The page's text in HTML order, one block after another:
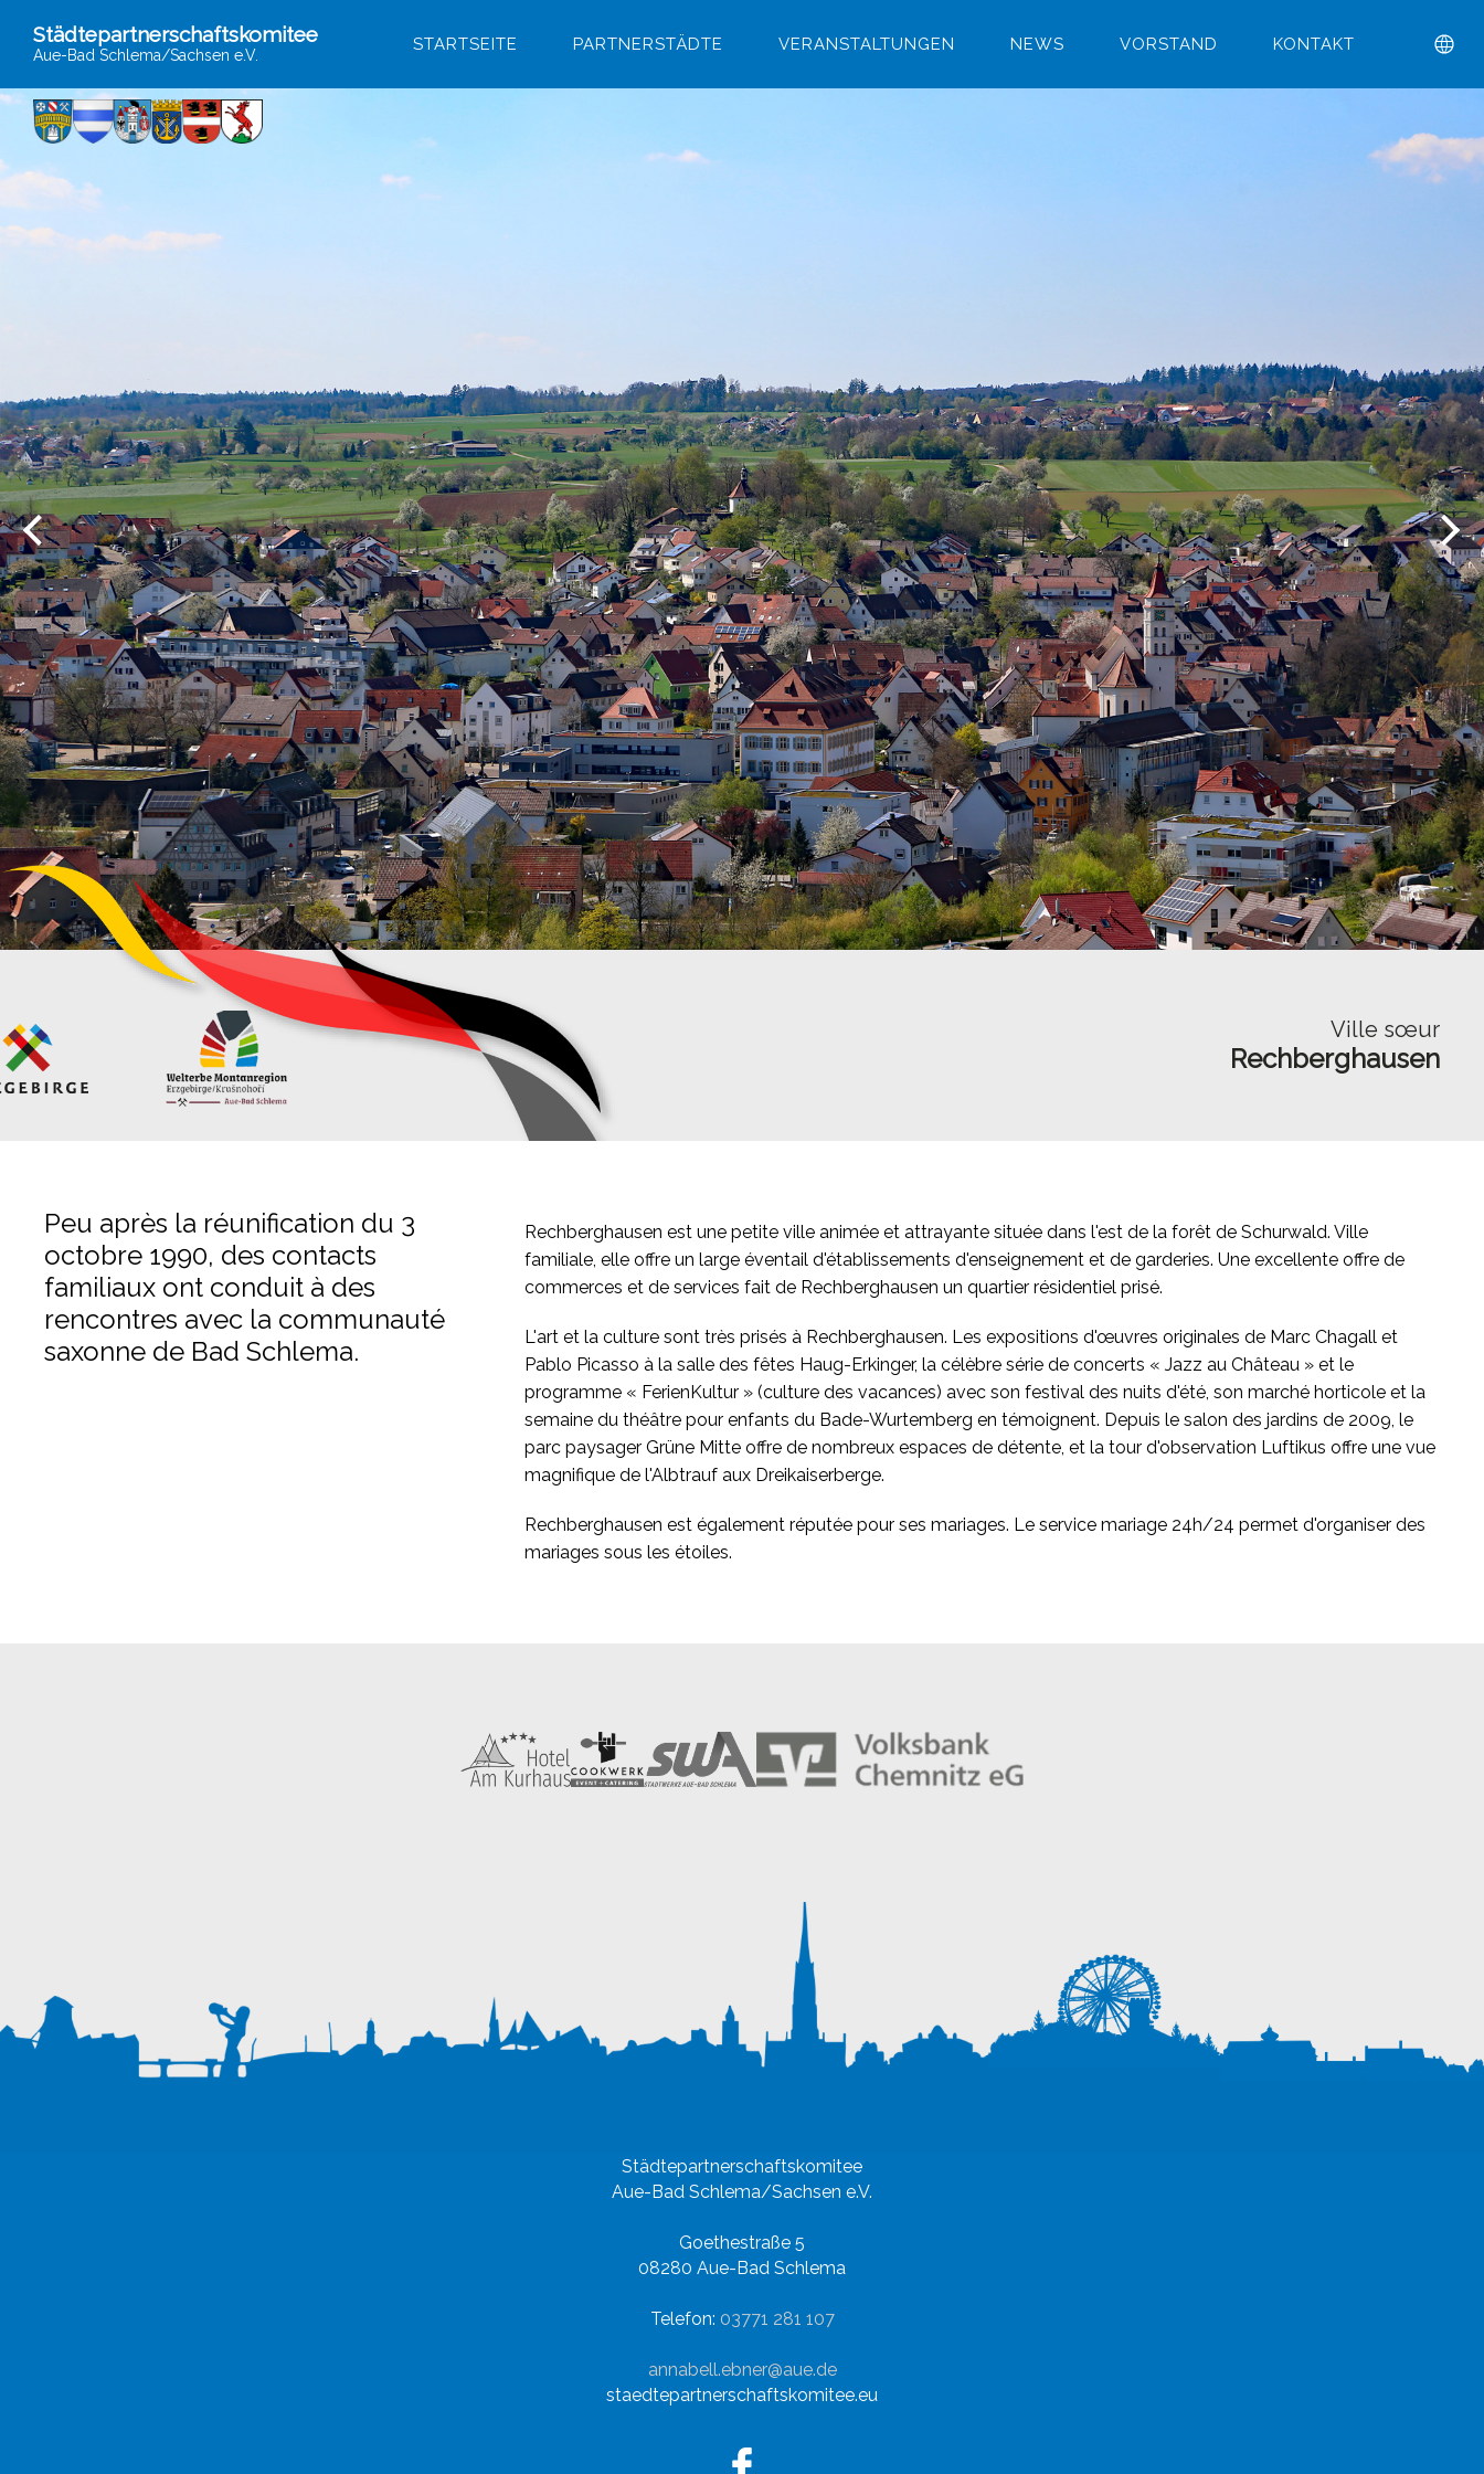
Städtepartnerschaftskomitee
Aue-Bad Schlema/Sachsen e.V.
STARTSEITE PARTNERSTÄDTE VERANSTALTUNGEN NEWS VORSTAND KONTAKT
Ville sœur
Rechberghausen
Peu après la réunification du 3
octobre 1990, des contacts
familiaux ont conduit à des
rencontres avec la communauté
saxonne de Bad Schlema.
Rechberghausen est une petite ville animée et attrayante située dans l'est de la forêt de Schurwald. Ville
familiale, elle offre un large éventail d'établissements d'enseignement et de garderies. Une excellente offre de
commerces et de services fait de Rechberghausen un quartier résidentiel prisé.
L'art et la culture sont très prisés à Rechberghausen. Les expositions d'œuvres originales de Marc Chagall et
Pablo Picasso à la salle des fêtes Haug-Erkinger, la célèbre série de concerts « Jazz au Château » et le
programme « FerienKultur » (culture des vacances) avec son festival des nuits d'été, son marché horticole et la
semaine du théâtre pour enfants du Bade-Wurtemberg en témoignent. Depuis le salon des jardins de 2009, le
parc paysager Grüne Mitte offre de nombreux espaces de détente, et la tour d'observation Luftikus offre une vue
magnifique de l'Albtrauf aux Dreikaiserberge.
Rechberghausen est également réputée pour ses mariages. Le service mariage 24h/24 permet d'organiser des
mariages sous les étoiles.
Städtepartnerschaftskomitee
Aue-Bad Schlema/Sachsen e.V.
Goethestraße 5
08280 Aue-Bad Schlema
Telefon: 03771 281 107
annabell.ebner@aue.de
staedtepartnerschaftskomitee.eu